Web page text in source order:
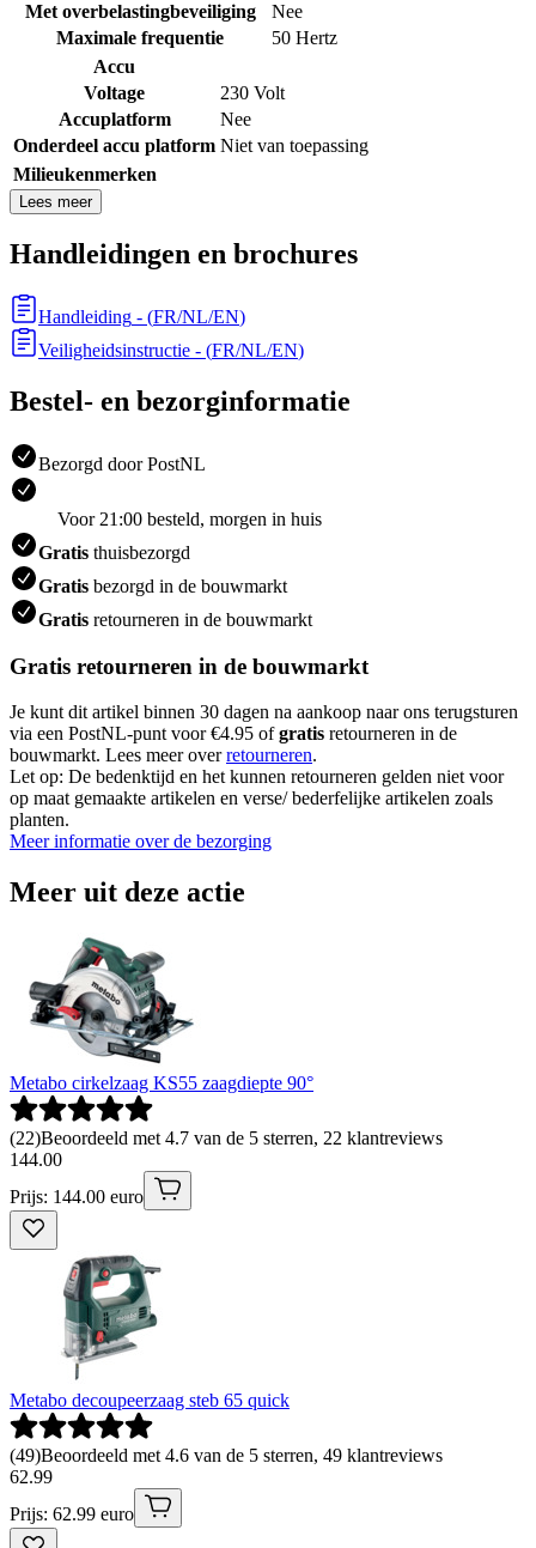
Met overbelastingbeveiliging
Nee
Maximale frequentie
50 Hertz
Accu
Voltage
230 Volt
Accuplatform
Nee
Onderdeel accu platform Niet van toepassing
Milieukenmerken
Lees meer
Handleidingen en brochures
Handleiding - (FR/NL/EN)
Veiligheidsinstructie - (FR/NL/EN)
Bestel- en bezorginformatie
Bezorgd door PostNL
Voor 21:00 besteld, morgen in huis
Gratis thuisbezorgd
Gratis bezorgd in de bouwmarkt
Gratis retourneren in de bouwmarkt
Gratis retourneren in de bouwmarkt
Je kunt dit artikel binnen 30 dagen na aankoop naar ons terugsturen
via een PostNL-punt voor €4.95 ofgratis retourneren in de
bouwmarkt. Lees meer overretourneren.
Let op: De bedenktijd en het kunnen retourneren gelden niet voor
op maat gemaakte artikelen en verse/ bederfelijke artikelen zoals
planten.
Meer informatie over de bezorging
Meer uit deze actie
Metabo cirkelzaag KS55 zaagdiepte 90°
(22)Beoordeeld met 4.7 van de 5 sterren, 22 klantreviews
144.00
Prijs: 144.00 euro
Metabo decoupeerzaag steb 65 quick
(49)Beoordeeld met 4.6 van de 5 sterren, 49 klantreviews
62.99
Prijs: 62.99 euro